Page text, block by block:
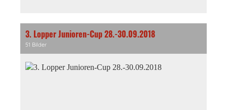
3. Lopper Junioren-Cup 28.-30.09.2018
51 Bilder